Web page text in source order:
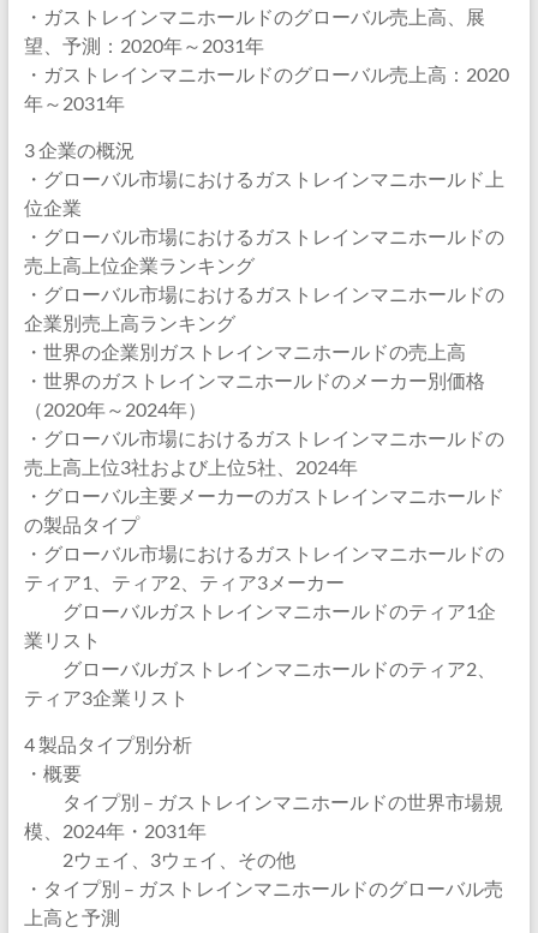
・ガストレインマニホールドのグローバル売上高、展
望、予測：2020年～2031年
・ガストレインマニホールドのグローバル売上高：2020
年～2031年
3 企業の概況
・グローバル市場におけるガストレインマニホールド上
位企業
・グローバル市場におけるガストレインマニホールドの
売上高上位企業ランキング
・グローバル市場におけるガストレインマニホールドの
企業別売上高ランキング
・世界の企業別ガストレインマニホールドの売上高
・世界のガストレインマニホールドのメーカー別価格
（2020年～2024年）
・グローバル市場におけるガストレインマニホールドの
売上高上位3社および上位5社、2024年
・グローバル主要メーカーのガストレインマニホールド
の製品タイプ
・グローバル市場におけるガストレインマニホールドの
ティア1、ティア2、ティア3メーカー
グローバルガストレインマニホールドのティア1企
業リスト
グローバルガストレインマニホールドのティア2、
ティア3企業リスト
4 製品タイプ別分析
・概要
タイプ別 – ガストレインマニホールドの世界市場規
模、2024年・2031年
2ウェイ、3ウェイ、その他
・タイプ別 – ガストレインマニホールドのグローバル売
上高と予測